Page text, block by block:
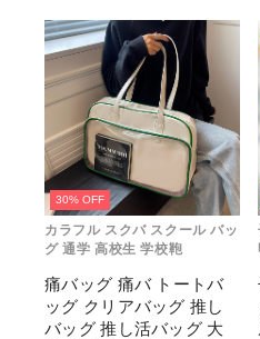
30% OFF
カラフル スクバ スクール バッ
グ 通学 高校生 学校鞄
痛バッグ 痛バ トートバ
ッグ クリアバッグ 推し
バッグ 推し活バッグ 大